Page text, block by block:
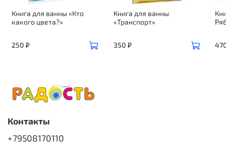
Книга для ванны «Кто
какого цвета?»
250 ₽
Книга для ванны
«Транспорт»
350 ₽
Контакты
+79508170110